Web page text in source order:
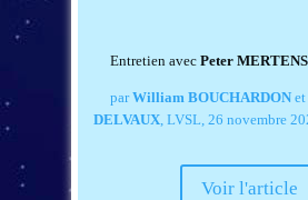
Entretien avec Peter MERTENS
parWilliam BOUCHARDON et
DELVAUX, LVSL, 26 novembre
Voir l'article